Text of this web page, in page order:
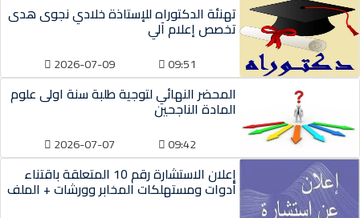
تهنئة الدكتوراه للإستاذة خلادي نجوى هدى
تخصص إعلام آلي
09:51
2026-07-09
المحضر النهائي لتوجية طلبة سنة اولى علوم
المادة الناجحين
09:42
2026-07-07
إعلان الاستشارة رقم 10 المتعلقة باقتناء
أدوات ومستهلكات المخابر وورشات + الملف